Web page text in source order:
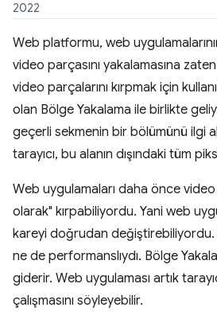
2022
Web platformu, web
video parçasını yakalamasına
video parçalarını kırpmak için
olan Bölge Yakalama ile birlikte
geçerli sekmenin bir bölümünü ilgi
tarayıcı, bu alanın dışındaki tüm
Web uygulamaları daha önce video
olarak" kırpabiliyordu. Yani web
kareyi doğrudan değiştirebiliyordu.
ne de performanslıydı. Bölge
giderir. Web uygulaması artık
çalışmasını söyleyebilir.